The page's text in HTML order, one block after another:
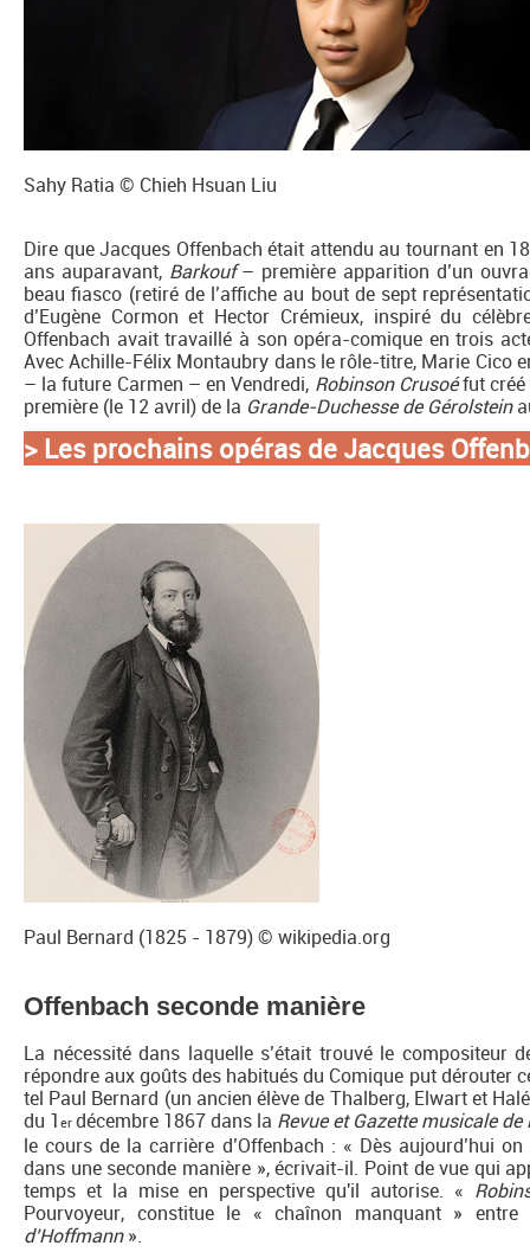
Sahy Ratia © Chieh Hsuan Liu
Dire que Jacques Offenbach était attendu au tournant en
ans auparavant, Barkouf– première apparition d’un
beau fiasco (retiré de l’affiche au bout de sept
d’Eugène Cormon et Hector Crémieux, inspiré du
Offenbach avait travaillé à son opéra-comique en trois
Avec Achille-Félix Montaubry dans le rôle-titre, Marie Cico
– la future Carmen – en Vendredi, Robinson Crusoéfut créé
première (le 12 avril) de la Grande-Duchesse de Gérolstein
> Les prochains opéras de Jacques
Paul Bernard (1825 - 1879) © wikipedia.org
Offenbach seconde manière
La nécessité dans laquelle s’était trouvé le
répondre aux goûts des habitués du Comique put dérouter
tel Paul Bernard (un ancien élève de Thalberg, Elwart et
du 1 er décembre 1867 dans la Revue et Gazette musicale de
le cours de la carrière d’Offenbach : « Dès aujourd’hui
dans une seconde manière », écrivait-il. Point de vue qui
temps et la mise en perspective qu'il autorise. «
Pourvoyeur, constitue le « chaînon manquant »
d’Hoffmann».